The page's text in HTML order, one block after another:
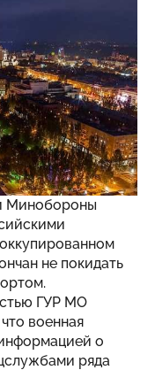
Минобороны
не покидать
ГУР МО
военная
о
ряда